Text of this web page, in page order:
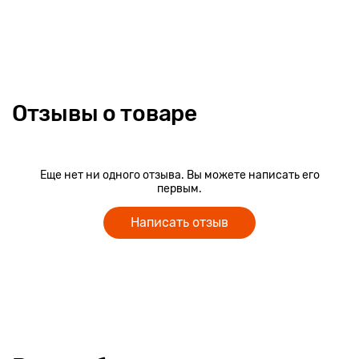
Отзывы о товаре
Еще нет ни одного отзыва. Вы можете написать его
первым.
Написать отзыв